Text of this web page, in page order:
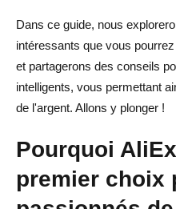
toute sécurité sur AliExpress
1. Conseils pour garantir la
gadgets
3. Retours et
protection des acheteurs
Dans ce guide, nous
intéressants que vous
et partagerons des conseils
intelligents, vous permettant
de l'argent. Allons y plonger !
Pourquoi
premier choix